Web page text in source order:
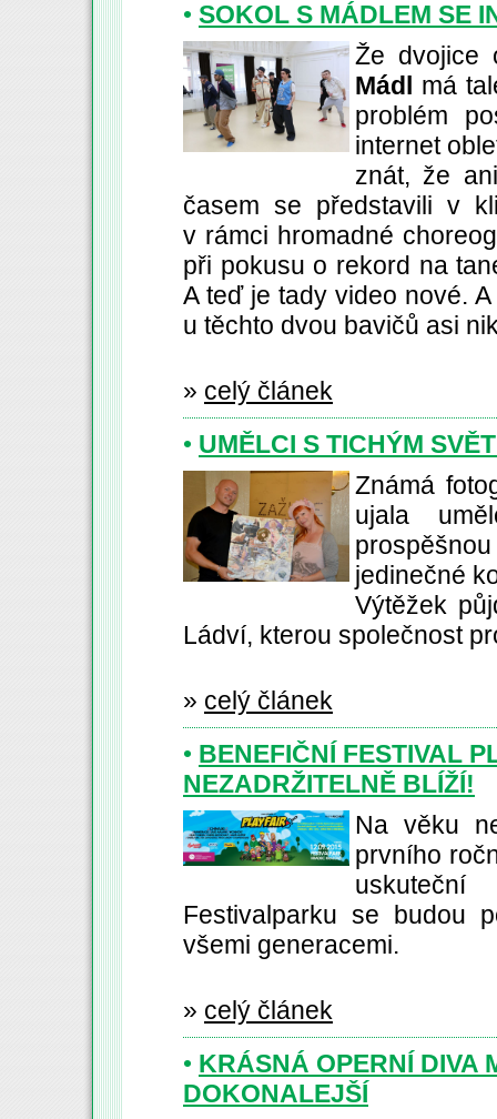
• SOKOL S MÁDLEM SE
Že dvojice
Mádl má
problém
internet
znát, že
časem se představili v
v rámci hromadné
při pokusu o rekord na
A teď je tady video nové.
u těchto dvou bavičů asi
» celý článek
• UMĚLCI S TICHÝM
Známá
ujala
jedinečné
Výtěžek
Ládví, kterou společnost
» celý článek
• BENEFIČNÍ FESTIVAL
NEZADRŽITELNĚ BLÍŽÍ!
Na věku
prvního
Festivalparku se budou
všemi generacemi.
» celý článek
• KRÁSNÁ OPERNÍ DIVA
DOKONALEJŠÍ